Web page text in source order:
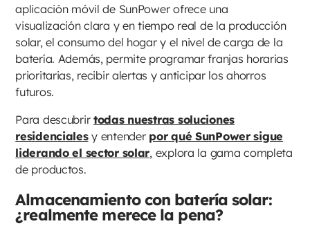
aplicación móvil de SunPower ofrece una
visualización clara y en tiempo real de la producción
solar, el consumo del hogar y el nivel de carga de la
batería. Además, permite programar franjas horarias
prioritarias, recibir alertas y anticipar los ahorros
futuros.
Para descubrirtodas nuestras soluciones
residenciales y entender por qué SunPower sigue
liderando el sector solar, explora la gama completa
de productos.
Almacenamiento con batería solar:
¿realmente merece la pena?